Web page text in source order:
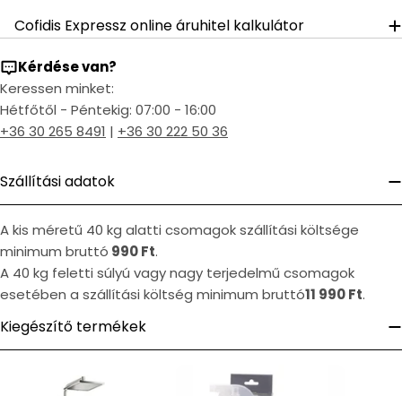
Cofidis Expressz online áruhitel kalkulátor
Kérdése van?
Keressen minket:
Hétfőtől - Péntekig: 07:00 - 16:00
+36 30 265 8491 | +36 30 222 50 36
Szállítási adatok
A kis méretű 40 kg alatti csomagok szállítási költsége
minimum bruttó 990 Ft.
A 40 kg feletti súlyú vagy nagy terjedelmű csomagok
esetében a szállítási költség minimum bruttó11 990 Ft.
Kiegészítő termékek